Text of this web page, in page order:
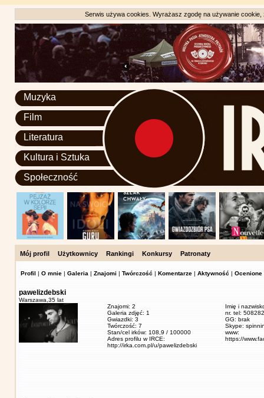
Serwis używa cookies. Wyrażasz zgodę na używanie
Muzyka
Film
Literatura
Kultura i Sztuka
Społeczność
Mój profil Użytkownicy Rankingi Konkursy Patronaty
Profil | O mnie | Galeria | Znajomi | Twórczość | Komentarze | Aktywność | Ocenione
pawelizdebski
Warszawa, 35 lat
Znajomi: 2
Galeria zdjęć: 1
Gwiazdki: 3
Twórczość: 7
Stan/cel irków: 108,9 / 100000
Adres profilu w IRCE:
http://irka.com.pl/u/pawelizdebski
Imię i
nr. tel:
GG: brak
Skype:
www:
https://